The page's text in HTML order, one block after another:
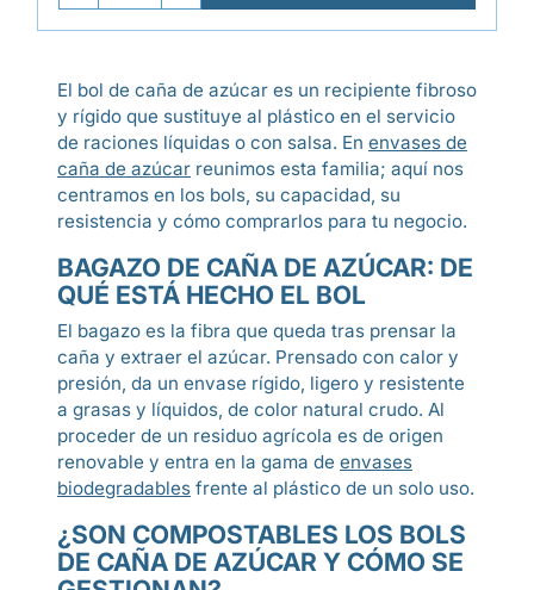
El bol de caña de azúcar es un recipiente fibroso
y rígido que sustituye al plástico en el servicio
de raciones líquidas o con salsa. En envases de
caña de azúcar reunimos esta familia; aquí nos
centramos en los bols, su capacidad, su
resistencia y cómo comprarlos para tu negocio.
BAGAZO DE CAÑA DE AZÚCAR: DE
QUÉ ESTÁ HECHO EL BOL
El bagazo es la fibra que queda tras prensar la
caña y extraer el azúcar. Prensado con calor y
presión, da un envase rígido, ligero y resistente
a grasas y líquidos, de color natural crudo. Al
proceder de un residuo agrícola es de origen
renovable y entra en la gama de envases
biodegradables frente al plástico de un solo uso.
¿SON COMPOSTABLES LOS BOLS
DE CAÑA DE AZÚCAR Y CÓMO SE